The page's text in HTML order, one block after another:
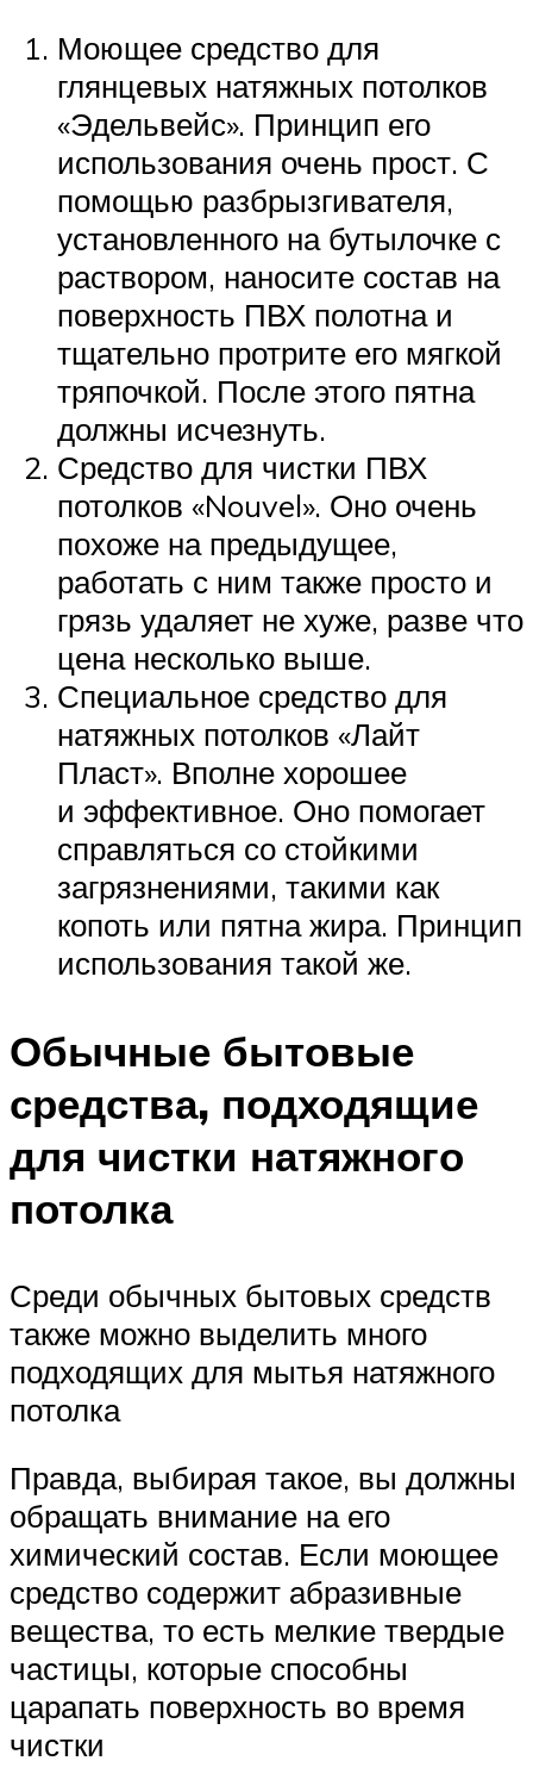
Моющее средство для
глянцевых натяжных потолков
«Эдельвейс». Принцип его
использования очень прост. С
помощью разбрызгивателя,
установленного на бутылочке с
раствором, наносите состав на
поверхность ПВХ полотна и
тщательно протрите его мягкой
тряпочкой. После этого пятна
должны исчезнуть.
Средство для чистки ПВХ
потолков «Nouvel». Оно очень
похоже на предыдущее,
работать с ним также просто и
грязь удаляет не хуже, разве что
цена несколько выше.
Специальное средство для
натяжных потолков «Лайт
Пласт». Вполне хорошее
и эффективное. Оно помогает
справляться со стойкими
загрязнениями, такими как
копоть или пятна жира. Принцип
использования такой же.
Обычные бытовые
средства, подходящие
для чистки натяжного
потолка
Среди обычных бытовых средств
также можно выделить много
подходящих для мытья натяжного
потолка
Правда, выбирая такое, вы должны
обращать внимание на его
химический состав. Если моющее
средство содержит абразивные
вещества, то есть мелкие твердые
частицы, которые способны
царапать поверхность во время
чистки